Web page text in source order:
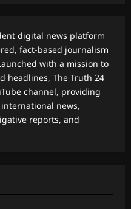
digital news platform
fact-based journalism
with a mission to
headlines, The Truth 24
channel, providing
news,
reports, and